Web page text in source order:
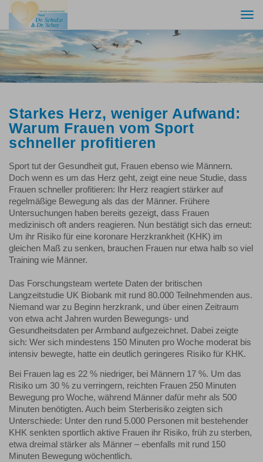
Starkes Herz, weniger Aufwand:
Warum Frauen vom Sport
schneller profitieren
Sport tut der Gesundheit gut, Frauen ebenso wie Männern.
Doch wenn es um das Herz geht, zeigt eine neue Studie, dass
Frauen schneller profitieren: Ihr Herz reagiert stärker auf
regelmäßige Bewegung als das der Männer. Frühere
Untersuchungen haben bereits gezeigt, dass Frauen
medizinisch oft anders reagieren. Nun bestätigt sich das erneut:
Um ihr Risiko für eine koronare Herzkrankheit (KHK) im
gleichen Maß zu senken, brauchen Frauen nur etwa halb so viel
Training wie Männer.
Das Forschungsteam wertete Daten der britischen
Langzeitstudie UK Biobank mit rund 80.000 Teilnehmenden aus.
Niemand war zu Beginn herzkrank, und über einen Zeitraum
von etwa acht Jahren wurden Bewegungs- und
Gesundheitsdaten per Armband aufgezeichnet. Dabei zeigte
sich: Wer sich mindestens 150 Minuten pro Woche moderat bis
intensiv bewegte, hatte ein deutlich geringeres Risiko für KHK.
Bei Frauen lag es 22 % niedriger, bei Männern 17 %. Um das
Risiko um 30 % zu verringern, reichten Frauen 250 Minuten
Bewegung pro Woche, während Männer dafür mehr als 500
Minuten benötigten. Auch beim Sterberisiko zeigten sich
Unterschiede: Unter den rund 5.000 Personen mit bestehender
KHK senkten sportlich aktive Frauen ihr Risiko, früh zu sterben,
etwa dreimal stärker als Männer – ebenfalls mit rund 150
Minuten Bewegung wöchentlich.